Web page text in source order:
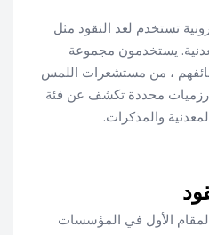
تستخدم لعد النقود مثل
يستخدمون مجموعة
، من مستشعرات اللمس
محددة تكشف عن فئة
والمذكرات.
الأول في المؤسسات